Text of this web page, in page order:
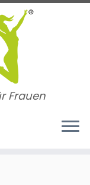
Frauen